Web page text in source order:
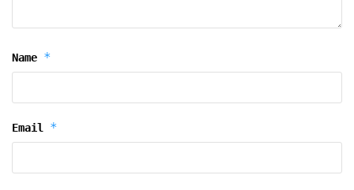
Name *
Email *